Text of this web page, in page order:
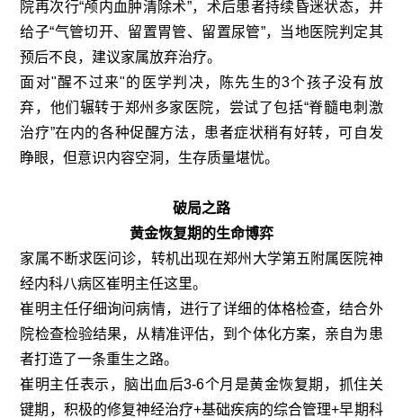
院再次行“颅内血肿清除术”，术后患者持续昏迷状态，并
给子“气管切开、留置胃管、留置尿管”，当地医院判定其
预后不良，建议家属放弃治疗。
面对"醒不过来"的医学判决，陈先生的3个孩子没有放
弃，他们辗转于郑州多家医院，尝试了包括“脊髓电刺激
治疗”在内的各种促醒方法，患者症状稍有好转，可自发
睁眼，但意识内容空洞，生存质量堪忧。
破局之路
黄金恢复期的生命博弈
家属不断求医问诊，转机出现在郑州大学第五附属医院神
经内科八病区崔明主任这里。
崔明主任仔细询问病情，进行了详细的体格检查，结合外
院检查检验结果，从精准评估，到个体化方案，亲自为患
者打造了一条重生之路。
崔明主任表示，脑出血后3-6个月是黄金恢复期，抓住关
键期，积极的修复神经治疗+基础疾病的综合管理+早期科